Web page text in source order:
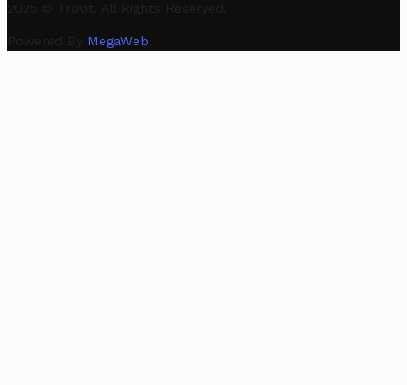
2025 © Trovit. All Rights Reserved.
Powered By MegaWeb